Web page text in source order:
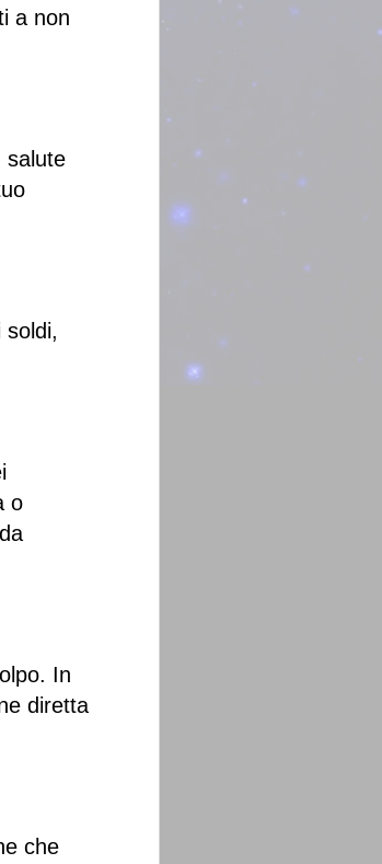
a non
salute
o
In
diretta
che